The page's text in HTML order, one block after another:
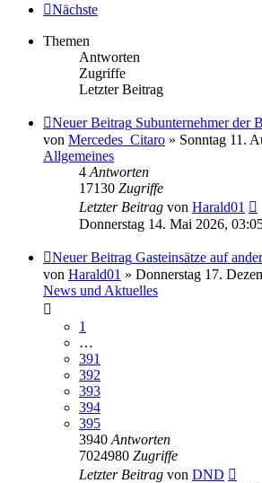
Nächste
Themen
Antworten
Zugriffe
Letzter Beitrag
Neuer Beitrag Subunternehmer der
von Mercedes_Citaro » Sonntag 11.
Allgemeines
4Antworten
17130 Zugriffe
Letzter Beitrag von Harald01
Donnerstag 14. Mai 2026,
Neuer Beitrag Gasteinsätze auf
von Harald01 » Donnerstag 17.
News und Aktuelles
1
…
391
392
393
394
395
3940Antworten
7024980 Zugriffe
Letzter Beitrag von DND